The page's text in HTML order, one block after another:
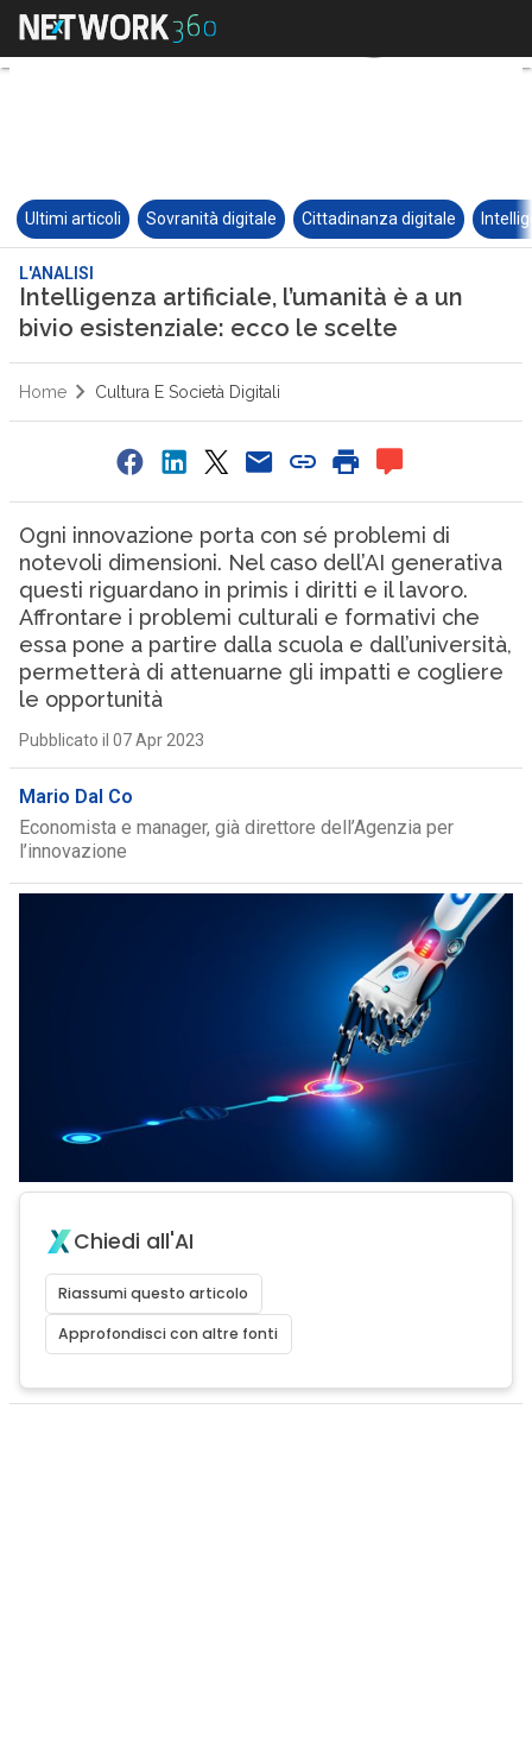
Ultimi articoli Sovranità digitale Cittadinanza digitale
L'ANALISI
Intelligenza artificiale, l’umanità è a un
bivio esistenziale: ecco le scelte
Home Cultura E Società Digitali
Ogni innovazione porta con sé problemi di
notevoli dimensioni. Nel caso dell’AI generativa
questi riguardano in primis i diritti e il lavoro.
Affrontare i problemi culturali e formativi che
essa pone a partire dalla scuola e dall’università,
permetterà di attenuarne gli impatti e cogliere
le opportunità
Pubblicato il 07 Apr 2023
Mario Dal Co
Economista e manager, già direttore dell’Agenzia per
l’innovazione
Chiedi all'AI
Riassumi questo articolo
Approfondisci con altre fonti